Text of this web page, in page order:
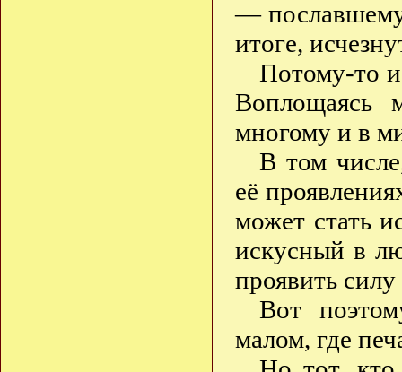
—
итоге,
Потому-то
Воплощаясь
многому и в
В том
её
может стать
искусный в
проявить
Вот
малом, где